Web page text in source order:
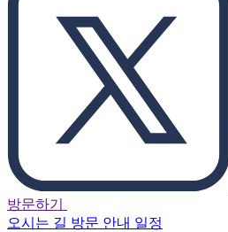
방문하기
오시는 길 방문 안내 일정